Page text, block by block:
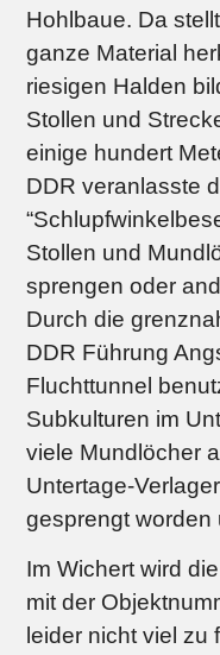
Hohlbaue. Da
ganze Material
riesigen Halden
Stollen und
einige hundert
DDR veranlasste
Stollen und
sprengen oder
Durch die
DDR Führung
Fluchttunnel
Subkulturen im
viele Mundlöcher
Untertage-
gesprengt
Im Wichert wird
mit der
leider nicht viel zu